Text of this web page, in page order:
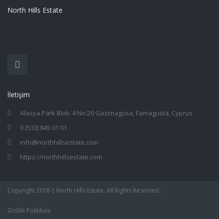
North Hills Estate
İletişim
Alasya Park Blok: 4 No:20 Gazimagusa, Famagusta, Cyprus
0 (533) 845 01 01
info@northhillsestate.com
https://northhillsestate.com
Copyright 2018 | North Hills Estate. All Rights Reserved.
Gizlilik Politikası